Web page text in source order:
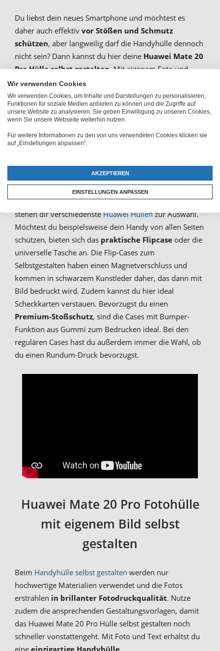
Du liebst dein neues Smartphone und möchtest es
daher auch effektiv vor Stößen und Schmutz
schützen, aber langweilig darf die Handyhülle dennoch
nicht sein? Dann kannst du hier deine Huawei Mate 20
Pro Hülle selbst gestalten. Mit eigenem Foto und
spannenden Effekten sieht deine Hülle gleich viel
individueller aus.
Huawei Mate 20 Pro
mit eigenem Foto bedrucken
Beim Huawei Mate 20 Pro Handyhülle selber gestalten
stehen dir verschiedensteHuawei Hüllenzur Auswahl.
Möchtest du beispielsweise dein Handy von allen Seiten
schützen, bieten sich das praktische Flipcase oder die
universelle Tasche an. Die Flip-Cases zum
Selbstgestalten haben einen Magnetverschluss und
kommen in schwarzem Kunstleder daher, das dann mit
Bild bedruckt wird. Zudem kannst du hier ideal
Scheckkarten verstauen. Bevorzugst du einen
Premium-Stoßschutz, sind die Cases mit Bumper-
Funktion aus Gummi zum Bedrucken ideal. Bei den
regulären Cases hast du außerdem immer die Wahl, ob
du einen Rundum-Druck bevorzugst.
Huawei Mate 20 Pro Fotohülle
mit eigenem Bild selbst
gestalten
Beim Handyhülle selbst gestalten werden nur
hochwertige Materialien verwendet und die Fotos
erstrahlen in brillanter Fotodruckqualität. Nutze
zudem die ansprechenden Gestaltungsvorlagen, damit
das Huawei Mate 20 Pro Hülle selbst gestalten noch
schneller vonstattengeht. Mit Foto und Text erhältst du
Wir verwenden Cookies
Wir verwenden Cookies, um Inhalte und Darstellungen zu personalisieren,
Funktionen für soziale Medien anbieten zu können und die Zugriffe auf
unsere Website zu analysieren. Sie geben Einwilligung zu unseren Cookies,
wenn Sie unsere Webseite weiterhin nutzen.
Für weitere Informationen zu den von uns verwendeten Cookies klicken sie
auf „Einstellungen anpassen“.
AKZEPTIEREN
EINSTELLUNGEN ANPASSEN